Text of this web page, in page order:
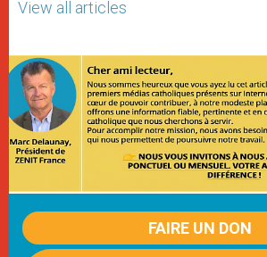
View all articles
FAIRE UN DON